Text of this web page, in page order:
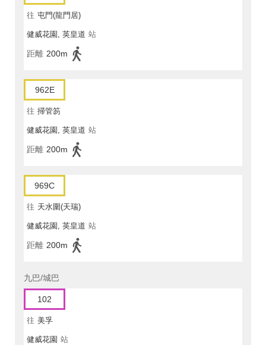
往 屯門(龍門居)
健威花園, 英皇道 站
距離 200m
962E
往 掃管笏
健威花園, 英皇道 站
距離 200m
969C
往 天水圍(天瑞)
健威花園, 英皇道 站
距離 200m
九巴/城巴
102
往 美孚
健威花園 站